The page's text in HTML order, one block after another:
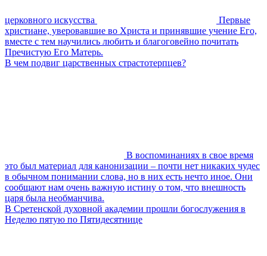
церковного искусства
Первые
христиане, уверовавшие во Христа и принявшие учение Его,
вместе с тем научились любить и благоговейно почитать
Пречистую Его Матерь.
В чем подвиг царственных страстотерпцев?
В воспоминаниях в свое время
это был материал для канонизации – почти нет никаких чудес
в обычном понимании слова, но в них есть нечто иное. Они
сообщают нам очень важную истину о том, что внешность
царя была необманчива.
В Сретенской духовной академии прошли богослужения в
Неделю пятую по Пятидесятнице